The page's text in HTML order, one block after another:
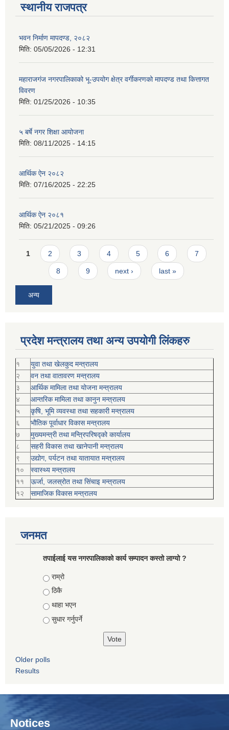
स्थानीय राजपत्र
भवन निर्माण मापदण्ड, २०८२
मिति: 05/05/2026 - 12:31
महाराजगंज नगरपालिकाको भू-उपयोग क्षेत्र वर्गीकरणको मापदण्ड तथा कित्तागत
विवरण
मिति: 01/25/2026 - 10:35
५ बर्षे नगर शिक्षा आयोजना
मिति: 08/11/2025 - 14:15
आर्थिक ऐन २०८२
मिति: 07/16/2025 - 22:25
आर्थिक ऐन २०८१
मिति: 05/21/2025 - 09:26
Pages
1 2 3 4 5 6 7
8 9 next › last »
अन्य
प्रदेश मन्त्रालय तथा अन्य उपयोगी लिंकहरु
१
युवा तथा खेलकुद मन्त्रालय
२
वन तथा वातावरण मन्त्रालय
३
आर्थिक मामिला तथा योजना मन्त्रालय
४
आन्तरिक मामिला तथा कानुन मन्त्रालय
५
कृषि, भूमि व्यवस्था तथा सहकारी मन्त्रालय
६
भौतिक पूर्वाधार विकास मन्त्रालय
७
मुख्यमन्त्री तथा मन्त्रिपरिषद्को कार्यालय
८
सहरी विकास तथा खानेपानी मन्त्रालय
९
उद्योग, पर्यटन तथा यातायात मन्त्रालय
१०
स्वास्थ्य मन्त्रालय
११
ऊर्जा, जलस्रोत तथा सिंचाइ मन्त्रालय
१२
सामाजिक विकास मन्‍‍त्रालय
जनमत
तपाईलाई यस नगरपालिकाको कार्य सम्पादन कस्तो लाग्यो ?
Choices
राम्रो
ठिकै
थाहा भएन
सुधार गर्नुपर्ने
Older polls
Results
Notices